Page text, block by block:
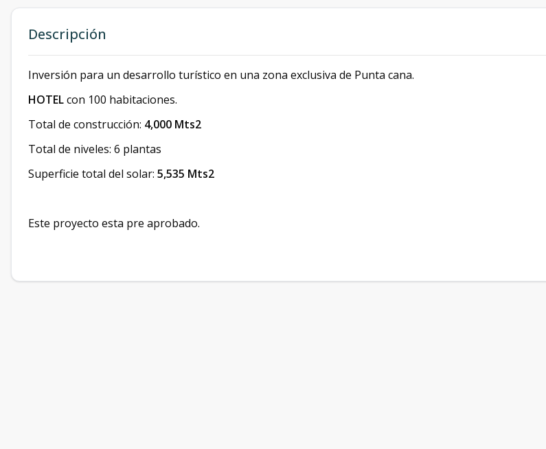
Descripción
Inversión para un desarrollo turístico en una zona exclusiva de Punta cana.
HOTELcon 100 habitaciones.
Total de construcción: 4,000 Mts2
Total de niveles: 6 plantas
Superficie total del solar: 5,535 Mts2
Este proyecto esta pre aprobado.